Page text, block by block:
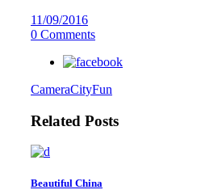
11/09/2016
0 Comments
CameraCityFun
Related Posts
Beautiful China